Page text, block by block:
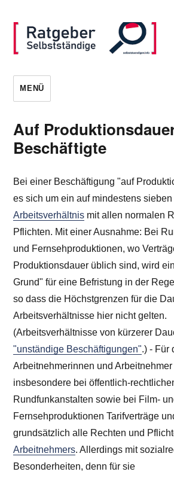
selbststaendigen.info
MENÜ
Auf
Beschäftigte
Bei einer Beschäftigung "auf
es sich um ein auf mindestens sieben
Arbeitsverhältnis mit allen normalen
Pflichten. Mit einer Ausnahme: Bei
und Fernsehproduktionen, wo
Produktionsdauer üblich sind, wird
Grund" für eine Befristung in der
so dass die Höchstgrenzen für die
Arbeitsverhältnisse hier nicht gelten.
(Arbeitsverhältnisse von kürzerer
"unständige Beschäftigungen".) - Für
Arbeitnehmerinnen und
insbesondere bei öffentlich-
Rundfunkanstalten sowie bei Film-
Fernsehproduktionen Tarifverträge
grundsätzlich alle Rechten und
Arbeitnehmers. Allerdings mit
Besonderheiten, denn für sie